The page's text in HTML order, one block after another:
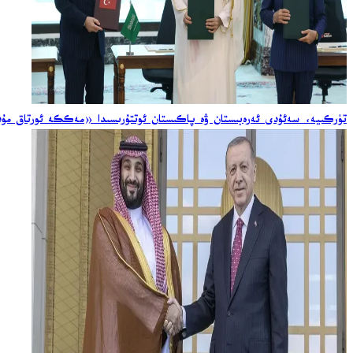
تۈركىيە، سەئۇدى ئەرەبىستان ۋە پاكىستان ئوتتۇرىسىدا «مەككە ئورتاق